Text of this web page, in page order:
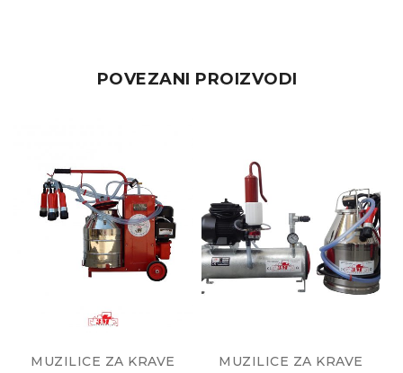
POVEZANI PROIZVODI
MUZILICE ZA KRAVE
MUZILICE ZA KRAVE